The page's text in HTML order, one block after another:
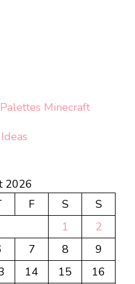
Minecraft
2026
F S
S
1
2
7 8
9
14 15
16